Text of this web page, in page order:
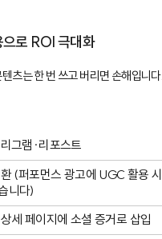
로 ROI 극대화
츠는 한 번 쓰고 버리면 손해입니다.
그램·리포스트
(퍼포먼스 광고에 UGC 활용
니다)
세 페이지에 소셜 증거로 삽입